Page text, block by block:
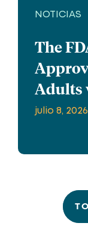
NOTICIAS
The
Adults
julio 8, 2026